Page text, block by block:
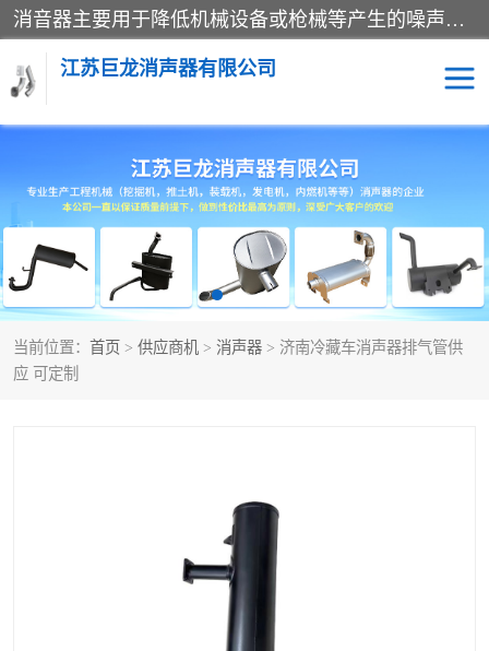
消音器主要用于降低机械设备或枪械等产生的噪声。它通过阻尼或增加排气面积来降低排气速度和功率，从而降低噪声。常见的消音器类型包括阻性消声器、抗性消声器、共振消声器以及阻抗复合式消声器等。这些消音器各有特点，适用于不同频率的噪声消除。
江苏巨龙消声器有限公司
当前位置： 首页 > 供应商机 > 消声器 > 济南冷藏车消声器排气管供
应 可定制
消声器